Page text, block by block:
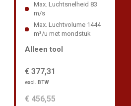
Max. Luchtsnelheid 83
m/s
Max. Luchtvolume 1444
m³/u met mondstuk
€ 377,31
excl. BTW
€ 456,55
Alleen tool